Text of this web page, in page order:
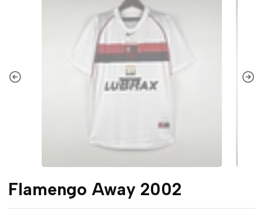
Flamengo Away 2002